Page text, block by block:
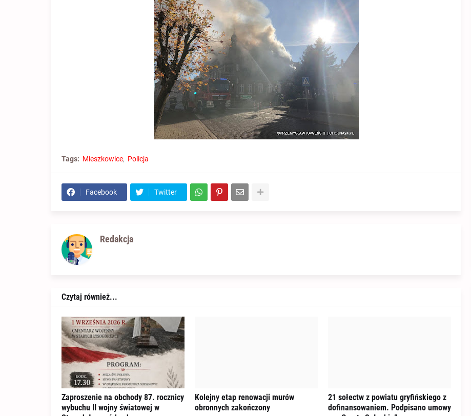
Tags: Mieszkowice Policja
Facebook Twitter
Redakcja
Czytaj również...
Zaproszenie na obchody 87. rocznicy
wybuchu II wojny światowej w
Kolejny etap renowacji murów
obronnych zakończony
21 sołectw z powiatu gryfińskiego z
dofinansowaniem. Podpisano umowy